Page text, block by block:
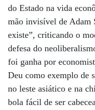
do Estado na vida
mão invisível de Adam
existe”, criticando o
defesa do
foi ganha por
Deu como exemplo de
no leste asiático e na
bola fácil de ser